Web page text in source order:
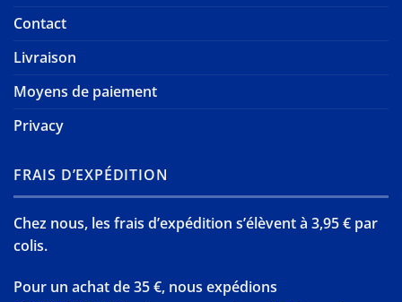
Contact
Livraison
Moyens de paiement
Privacy
FRAIS D’EXPÉDITION
Chez nous, les frais d’expédition s’élèvent à 3,95 € par
colis.
Pour un achat de 35 €, nous expédions